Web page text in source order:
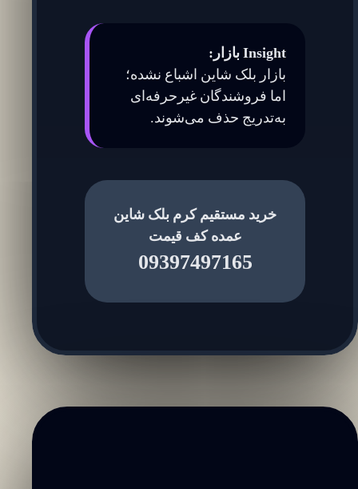
Insight بازار:
بازار بلک شاین اشباع نشده؛
اما فروشندگان غیرحرفه‌ای
به‌تدریج حذف می‌شوند.
خرید مستقیم کرم بلک شاین
عمده کف قیمت
09397497165